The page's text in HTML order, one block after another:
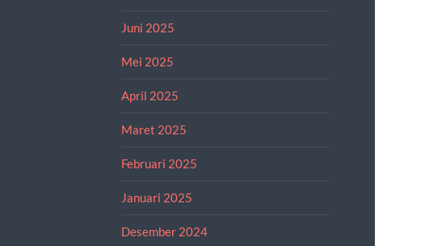
Juni 2025
Mei 2025
April 2025
Maret 2025
Februari 2025
Januari 2025
Desember 2024